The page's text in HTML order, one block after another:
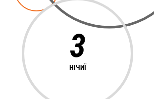
3
НІЧИЇ